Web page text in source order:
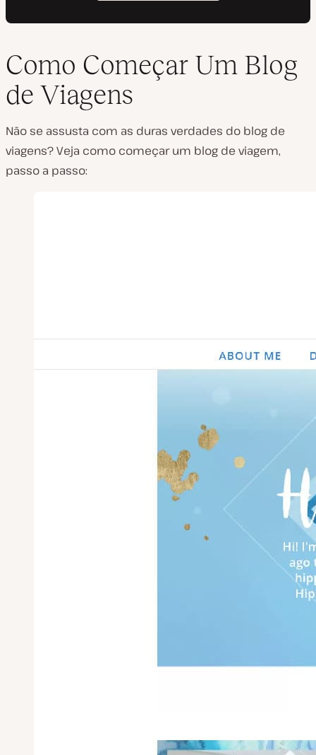
Como Começar Um Blog
de Viagens
Não se assusta com as duras verdades do blog de
viagens? Veja como começar um blog de viagem,
passo a passo: